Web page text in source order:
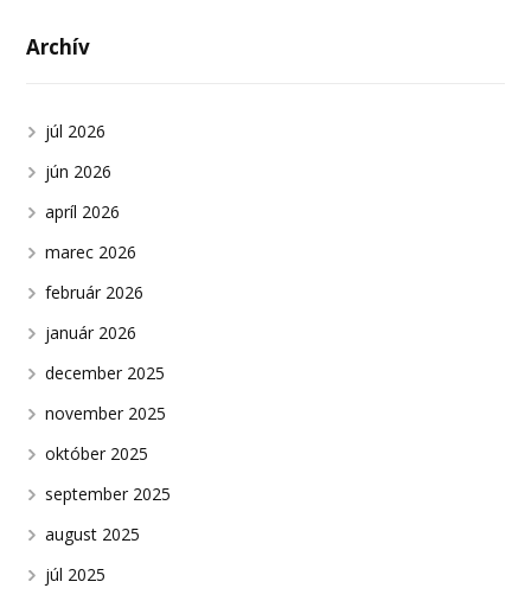
Archív
júl 2026
jún 2026
apríl 2026
marec 2026
február 2026
január 2026
december 2025
november 2025
október 2025
september 2025
august 2025
júl 2025